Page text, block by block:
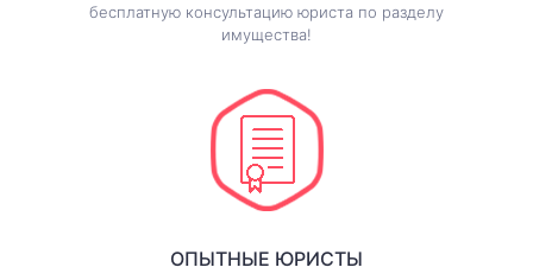
бесплатную консультацию юриста по разделу
имущества!
ОПЫТНЫЕ ЮРИСТЫ